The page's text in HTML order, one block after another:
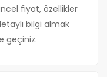
fiyat, özellikler
bilgi almak
geçiniz.